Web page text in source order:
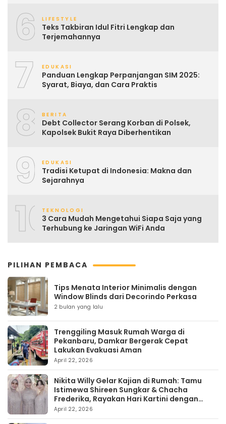
6 LIFESTYLE
Teks Takbiran Idul Fitri Lengkap dan
Terjemahannya
7 EDUKASI
Panduan Lengkap Perpanjangan SIM 2025:
Syarat, Biaya, dan Cara Praktis
8 BERITA
Debt Collector Serang Korban di Polsek,
Kapolsek Bukit Raya Diberhentikan
9 EDUKASI
Tradisi Ketupat di Indonesia: Makna dan
Sejarahnya
10TEKNOLOGI
3 Cara Mudah Mengetahui Siapa Saja yang
Terhubung ke Jaringan WiFi Anda
PILIHAN PEMBACA
Tips Menata Interior Minimalis dengan
Window Blinds dari Decorindo Perkasa
2 bulan yang lalu
Trenggiling Masuk Rumah Warga di
Pekanbaru, Damkar Bergerak Cepat
Lakukan Evakuasi Aman
April 22, 2026
Nikita Willy Gelar Kajian di Rumah: Tamu
Istimewa Shireen Sungkar & Chacha
Frederika, Rayakan Hari Kartini dengan
Kehangatan
April 22, 2026